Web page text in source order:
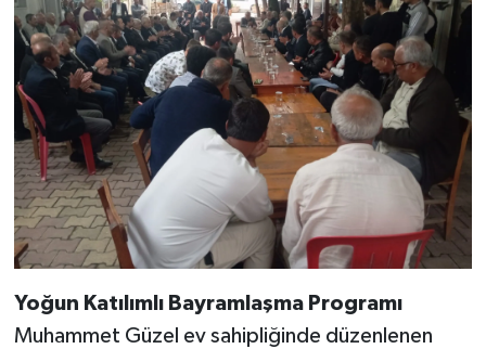
Yoğun Katılımlı Bayramlaşma Programı
Muhammet Güzel ev sahipliğinde düzenlenen